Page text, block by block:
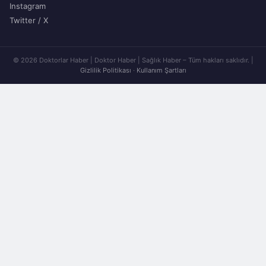
Instagram
Twitter / X
© 2026 Doktorlar Haber | Doktor Haber | Sağlık Haber – Tüm hakları saklıdır. |
Gizlilik Politikası · Kullanım Şartları